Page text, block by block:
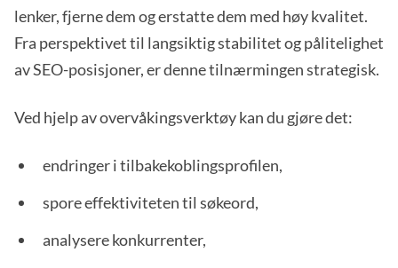
lenker, fjerne dem og erstatte dem med høy kvalitet.
Fra perspektivet til langsiktig stabilitet og pålitelighet
av SEO-posisjoner, er denne tilnærmingen strategisk.
Ved hjelp av overvåkingsverktøy kan du gjøre det:
endringer i tilbakekoblingsprofilen,
spore effektiviteten til søkeord,
analysere konkurrenter,